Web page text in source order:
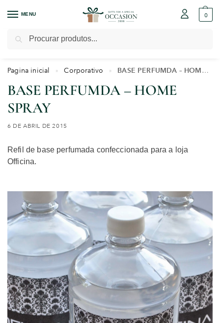
MENU 0
Pagina inicial » Corporativo » BASE PERFUMDA – HOME SPRAY
BASE PERFUMDA – HOME
SPRAY
6 DE ABRIL DE 2015
Refil de base perfumada confeccionada para a loja
Officina.